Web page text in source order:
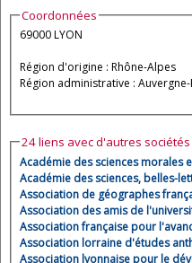
Coordonnées
69000 LYON
Région d'origine : Rhône-Alpes
Région administrative :
24 liens avec d'autres sociétés
Académie des sciences morales
Académie des sciences, belles-
Association de géographes
Association des amis de
Association française pour
Association lorraine d'études
Association lyonnaise pour le